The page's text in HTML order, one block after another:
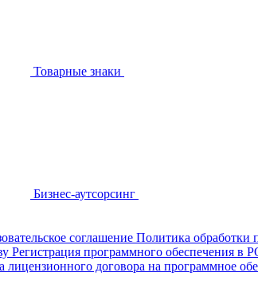
Товарные знаки
Бизнес-аутсорсинг
соглашение Политика обработки
Регистрация программного обеспечения
лицензионного договора на программное